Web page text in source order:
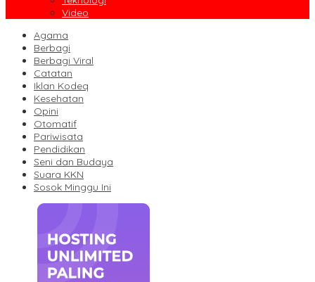
Video
Agama
Berbagi
Berbagi Viral
Catatan
Iklan Kodeq
Kesehatan
Opini
Otomatif
Pariwisata
Pendidikan
Seni dan Budaya
Suara KKN
Sosok Minggu Ini